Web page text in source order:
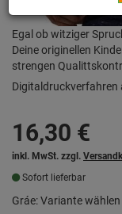
Egal ob witziger
Deine originellen
strengen
Digitaldruckverfahren
16,30 €
inkl. MwSt. zzgl.
Sofort lieferbar
Gráe:Variante wählen